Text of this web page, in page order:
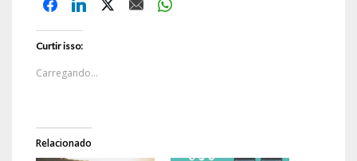
Curtir isso:
Carregando...
Relacionado